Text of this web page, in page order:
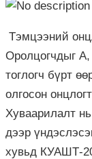
Тэмцээний
Оролцогчдыг А,
тоглогч бүрт
олгосон
Хуваарилалт
дээр
хувьд КУАШТ-